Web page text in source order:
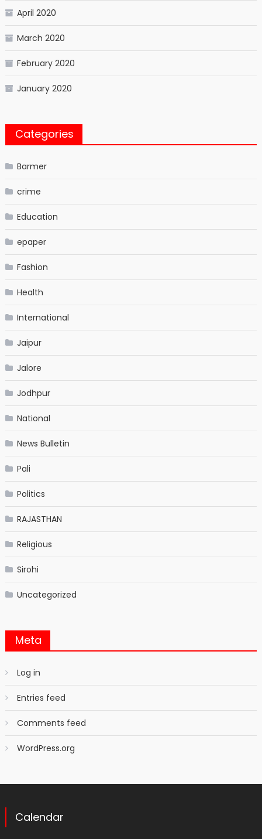
April 2020
March 2020
February 2020
January 2020
Categories
Barmer
crime
Education
epaper
Fashion
Health
International
Jaipur
Jalore
Jodhpur
National
News Bulletin
Pali
Politics
RAJASTHAN
Religious
Sirohi
Uncategorized
Meta
Log in
Entries feed
Comments feed
WordPress.org
Calendar